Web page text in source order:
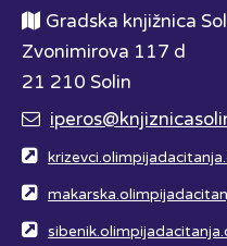
Gradska knjižnica
Zvonimirova 117 d
21 210 Solin